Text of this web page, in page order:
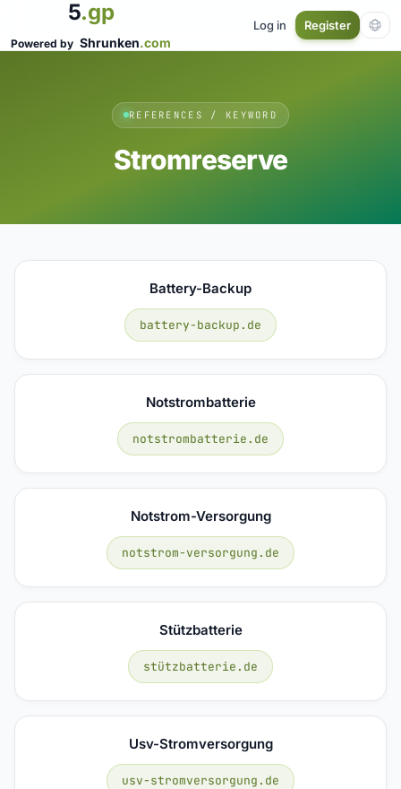
5.gp
Powered by Shrunken.com
Log in Register
REFERENCES / KEYWORD
Stromreserve
Battery-Backup
battery-backup.de
Notstrombatterie
notstrombatterie.de
Notstrom-Versorgung
notstrom-versorgung.de
Stützbatterie
stützbatterie.de
Usv-Stromversorgung
usv-stromversorgung.de